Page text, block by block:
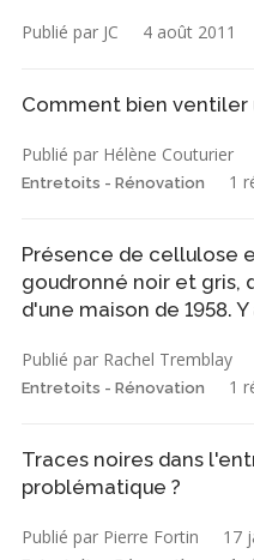
Publié par JC 4 août 2011
Comment bien ventiler
Publié par Hélène Couturier
Entretoits - Rénovation 1
Présence de cellulose
goudronné noir et gris,
d'une maison de 1958.
Publié par Rachel Tremblay
Entretoits - Rénovation 1
Traces noires dans
problématique ?
Publié par Pierre Fortin 17